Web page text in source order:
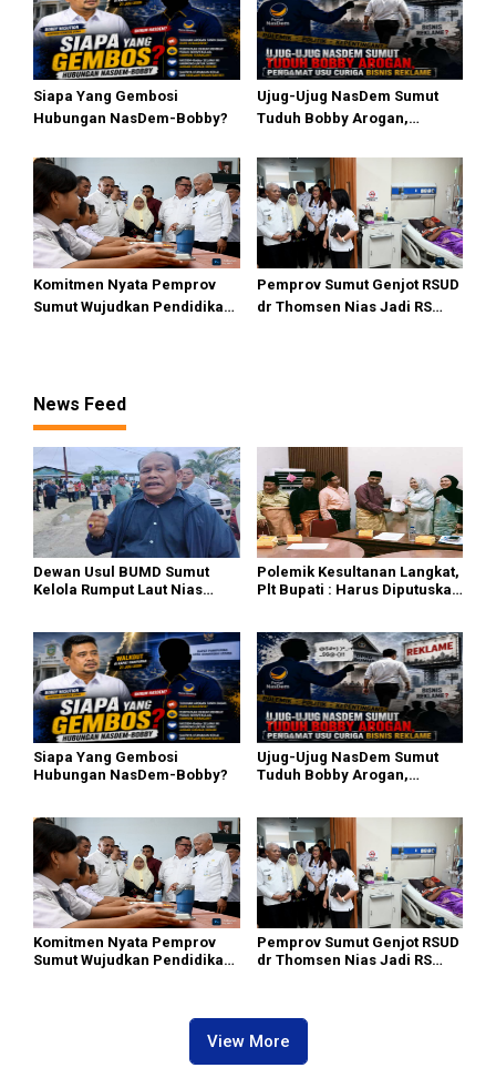
Siapa Yang Gembosi
Hubungan NasDem-Bobby?
Ujug-Ujug NasDem Sumut
Tuduh Bobby Arogan,
Reklame
Komitmen Nyata Pemprov
Sumut Wujudkan Pendidikan
Pemprov Sumut Genjot RSUD
dr Thomsen Nias Jadi RS
News Feed
Dewan Usul BUMD Sumut
Kelola Rumput Laut Nias
Polemik Kesultanan Langkat,
Plt Bupati : Harus Diputuskan
Siapa Yang Gembosi
Hubungan NasDem-Bobby?
Ujug-Ujug NasDem Sumut
Tuduh Bobby Arogan,
Komitmen Nyata Pemprov
Sumut Wujudkan Pendidikan
Pemprov Sumut Genjot RSUD
dr Thomsen Nias Jadi RS
View More